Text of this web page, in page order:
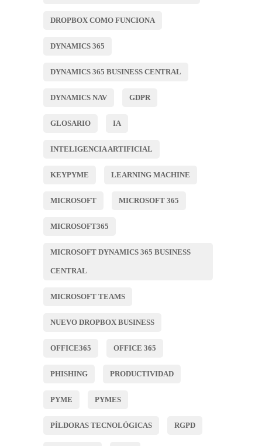
DROPBOX COMO FUNCIONA
DYNAMICS 365
DYNAMICS 365 BUSINESS CENTRAL
DYNAMICS NAV GDPR
GLOSARIO IA
INTELIGENCIA ARTIFICIAL
KEYPYME LEARNING MACHINE
MICROSOFT MICROSOFT 365
MICROSOFT365
MICROSOFT DYNAMICS 365 BUSINESS
CENTRAL
MICROSOFT TEAMS
NUEVO DROPBOX BUSINESS
OFFICE365 OFFICE 365
PHISHING PRODUCTIVIDAD
PYME PYMES
PÍLDORAS TECNOLÓGICAS RGPD